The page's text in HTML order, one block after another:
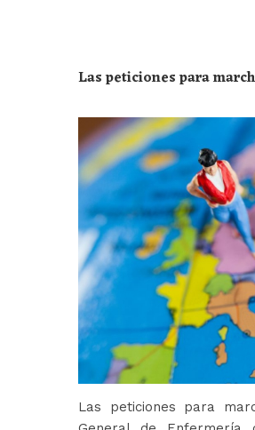
Las peticiones para
Las peticiones para